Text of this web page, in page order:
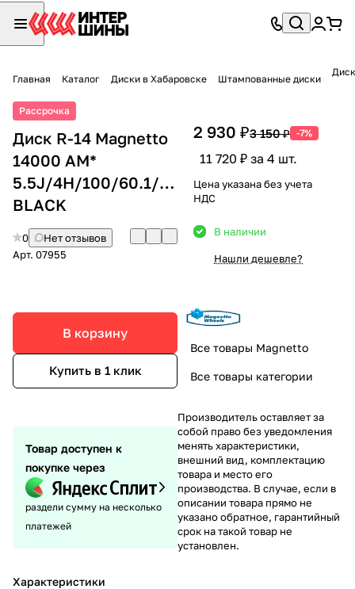
Главная Каталог Диски в Хабаровске Штампованные диски
Рассрочка
Диск R-14 Magnetto
14000 AM*
5.5J/4H/100/60.1/+43
BLACK
0
Нет отзывов
Арт. 07955
В корзину
Купить в 1 клик
Товар доступен к
покупке через
раздели сумму на несколько
платежей
Характеристики
2 930 ₽3 150 ₽ -7%
11 720 ₽ за 4 шт.
Цена указана без учета
НДС
В наличии
Нашли дешевле?
Все товары Magnetto
Все товары категории
Производитель оставляет за
собой право без уведомления
менять характеристики,
внешний вид, комплектацию
товара и место его
производства. В случае, если в
описании товара прямо не
указано обратное, гарантийный
срок на такой товар не
установлен.